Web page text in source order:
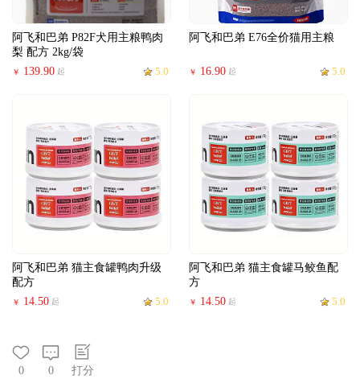
阿飞和巴弟 P82F犬用主粮鸭肉
梨 配方 2kg/袋
￥ 139.90 起 5.0
阿飞和巴弟 E76全价猫用主粮
￥ 16.90 起 5.0
阿飞和巴弟 猫主食罐鸭肉升级
配方
￥ 14.50 起 5.0
阿飞和巴弟 猫主食罐马鲛鱼配
方
￥ 14.50 起 5.0
0 0 打分